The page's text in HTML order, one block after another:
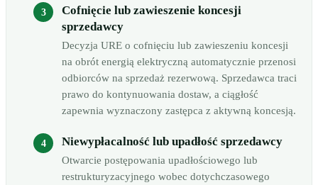
Cofnięcie lub zawieszenie koncesji
sprzedawcy
Decyzja URE o cofnięciu lub zawieszeniu koncesji
na obrót energią elektryczną automatycznie przenosi
odbiorców na sprzedaż rezerwową. Sprzedawca traci
prawo do kontynuowania dostaw, a ciągłość
zapewnia wyznaczony zastępca z aktywną koncesją.
Niewypłacalność lub upadłość sprzedawcy
Otwarcie postępowania upadłościowego lub
restrukturyzacyjnego wobec dotychczasowego